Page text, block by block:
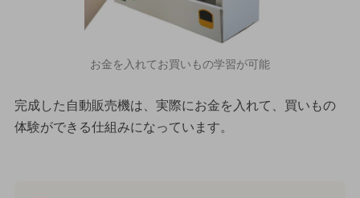
お金を入れてお買いもの学習が可能
完成した自動販売機は、実際にお金を入れて、買いもの
体験ができる仕組みになっています。